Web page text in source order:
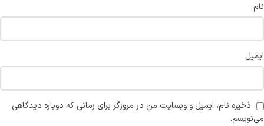
نام
ایمیل
ذخیره نام، ایمیل و وبسایت من در مرورگر برای زمانی که دوباره دیدگاهی
می‌نویسم.